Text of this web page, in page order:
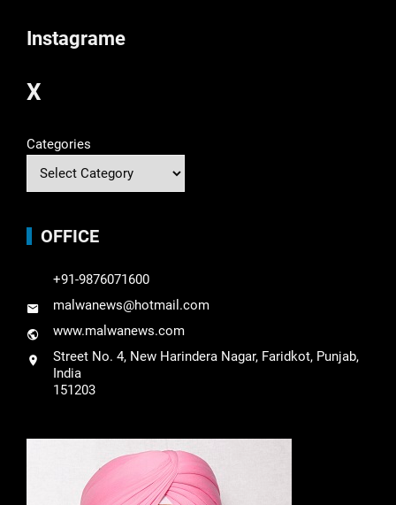
Instagrame
X
Categories
OFFICE
+91-9876071600
malwanews@hotmail.com
www.malwanews.com
Street No. 4, New Harindera Nagar, Faridkot, Punjab,
India
151203